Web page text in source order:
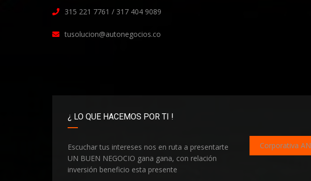
315 221 7761 / 317 404 9089
tusolucion@autonegocios.co
¿ LO QUE HACEMOS POR TI !
Escuchar tus intereses nos en ruta a presentarte
UN BUEN NEGOCIO gana gana, con relación
inversión beneficio esta presente
Corporativa AN